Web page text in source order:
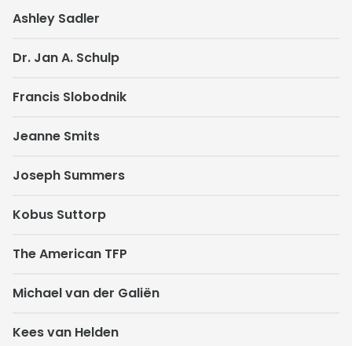
Ashley Sadler
Dr. Jan A. Schulp
Francis Slobodnik
Jeanne Smits
Joseph Summers
Kobus Suttorp
The American TFP
Michael van der Galiën
Kees van Helden